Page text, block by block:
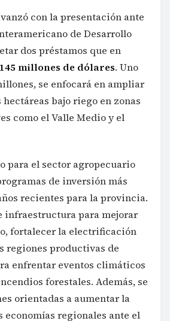
con la presentación ante
de Desarrollo
dos préstamos que en
145 millones de dólares. Uno
se enfocará en ampliar
bajo riego en zonas
como el Valle Medio y el
para el sector agropecuario
de inversión más
recientes para la provincia.
infraestructura para mejorar
fortalecer la electrificación
regiones productivas de
enfrentar eventos climáticos
forestales. Además, se
orientadas a aumentar la
regionales ante el